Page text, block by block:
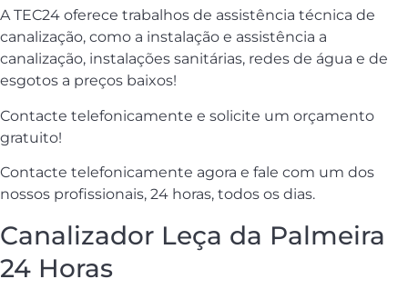
A TEC24 oferece trabalhos de assistência técnica de
canalização, como a instalação e assistência a
canalização, instalações sanitárias, redes de água e de
esgotos a preços baixos!
Contacte telefonicamente e solicite um orçamento
gratuito!
Contacte telefonicamente agora e fale com um dos
nossos profissionais, 24 horas, todos os dias.
Canalizador Leça da Palmeira
24 Horas